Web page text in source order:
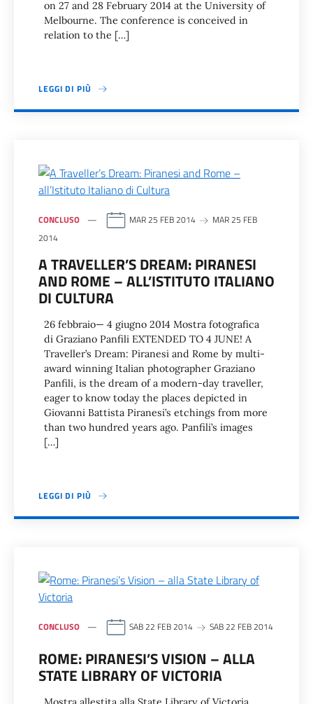
on 27 and 28 February 2014 at the University of
Melbourne. The conference is conceived in
relation to the […]
LEGGI DI PIÙ
CONCLUSO MAR 25 FEB 2014
MAR 25 FEB
2014
A TRAVELLER’S DREAM: PIRANESI
AND ROME – ALL’ISTITUTO ITALIANO
DI CULTURA
26 febbraio— 4 giugno 2014 Mostra fotografica
di Graziano Panfili EXTENDED TO 4 JUNE! A
Traveller’s Dream: Piranesi and Rome by multi-
award winning Italian photographer Graziano
Panfili, is the dream of a modern-day traveller,
eager to know today the places depicted in
Giovanni Battista Piranesi’s etchings from more
than two hundred years ago. Panfili’s images
[…]
LEGGI DI PIÙ
CONCLUSO SAB 22 FEB 2014 SAB 22 FEB 2014
ROME: PIRANESI’S VISION – ALLA
STATE LIBRARY OF VICTORIA